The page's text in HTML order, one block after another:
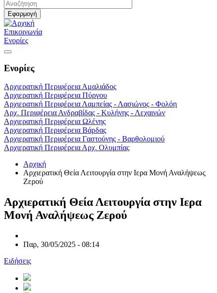
Επικοινωνία
Ενορίες
Ενορίες
Αρχιερατική Περιφέρεια Αμαλιάδος
Αρχιερατική Περιφέρεια Πύργου
Αρχιερατική Περιφέρεια Λαμπείας - Λασιώνος - Φολόη
Αρχ. Περιφέρεια Ανδραβίδας - Κυλήνης - Λεχαινών
Αρχιερατική Περιφέρεια Ωλένης
Αρχιερατική Περιφέρεια Βάρδας
Αρχιερατική Περιφέρεια Γαστούνης - Βαρθολομιού
Αρχιερατική Περιφέρεια Αρχ. Ολυμπίας
Αρχική
Αρχιερατική Θεία Λειτουργία στην Ιερα Μονή Αναλήψεως
Ζερού
Αρχιερατική Θεία Λειτουργία στην Ιερα
Μονή Αναλήψεως Ζερού
Παρ, 30/05/2025 - 08:14
Ειδήσεις